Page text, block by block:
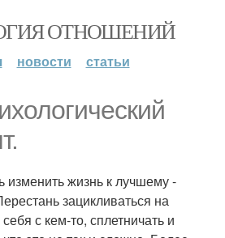
ОТНОШЕНИЙ
новости статьи
изменить жизнь к лучшему -
зацикливаться на
с кем-то, сплетничать и